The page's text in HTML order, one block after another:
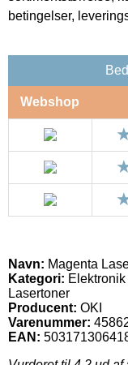
betingelser,
Webshop
Navn: Magenta
Kategori:
Lasertoner
Producent: OKI
Varenummer:
EAN: